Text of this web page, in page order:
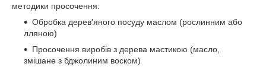
методики просочення:
Обробка дерев'яного посуду маслом (рослинним або
лляною)
Просочення виробів з дерева мастикою (масло,
змішане з бджолиним воском)